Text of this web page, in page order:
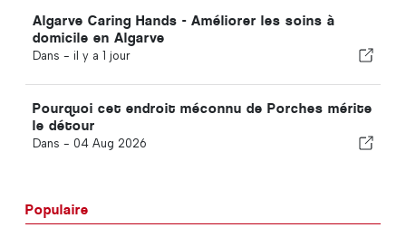
Algarve Caring Hands - Améliorer les soins à
domicile en Algarve
Dans - il y a 1 jour
Pourquoi cet endroit méconnu de Porches mérite
le détour
Dans - 04 Aug 2026
Populaire